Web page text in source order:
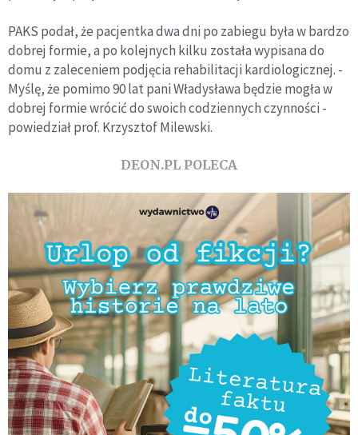
PAKS podał, że pacjentka dwa dni po zabiegu była w bardzo
dobrej formie, a po kolejnych kilku została wypisana do
domu z zaleceniem podjęcia rehabilitacji kardiologicznej. -
Myślę, że pomimo 90 lat pani Władysława będzie mogła w
dobrej formie wrócić do swoich codziennych czynności -
powiedział prof. Krzysztof Milewski.
DEON.PL POLECA